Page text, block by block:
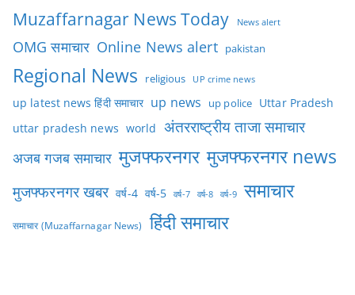
Muzaffarnagar News Today News alert
OMG समाचार Online News alert pakistan
Regional News religious UP crime news
up latest news हिंदी समाचार up news up police Uttar Pradesh
uttar pradesh news world अंतरराष्ट्रीय ताजा समाचार
अजब गजब समाचार मुजफ्फरनगर मुजफ्फरनगर news
मुजफ्फरनगर खबर वर्ष-4 वर्ष-5 वर्ष-7 वर्ष-8 वर्ष-9 समाचार
समाचार (Muzaffarnagar News) हिंदी समाचार